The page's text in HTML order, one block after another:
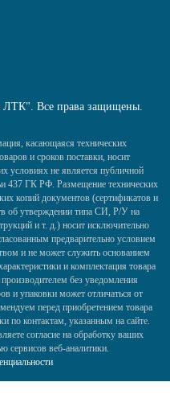
Все права защищены.
касающаяся технических
и сроков поставки, носит
условиях не является публичной
437 ГК РФ. Размещение технических
копий документов (сертификатов и
об утверждении типа СИ, Р/У на
и т. д.) носит исключительно
предварительно условием
и не может служить основанием
и комплектация товара
без уведомления
и упаковки может отличаться от
перед приобретением товара
по контактам, указанным на сайте.
согласие на обработку ваших
сервисов веб-аналитики.